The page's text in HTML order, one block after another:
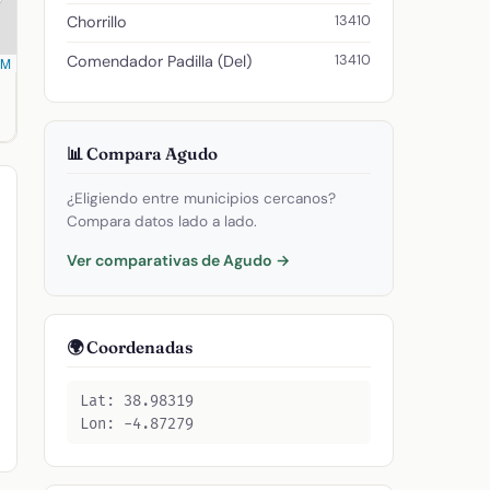
Código postal: 13410.
Chorrillo 13410
Comendador Padilla (Del) 13410
📊 Compara Agudo
¿Eligiendo entre municipios cercanos?
Compara datos lado a lado.
Ver comparativas de Agudo →
🌍 Coordenadas
Lat: 38.98319
Lon: -4.87279